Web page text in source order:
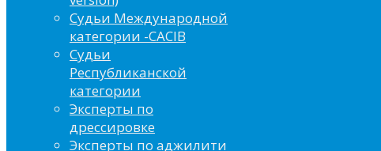
Судьи Международной
категории -CACIB
Судьи
Республиканской
категории
Эксперты по
дрессировке
Эксперты по аджилити